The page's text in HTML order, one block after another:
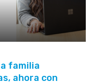
familia
ahora con